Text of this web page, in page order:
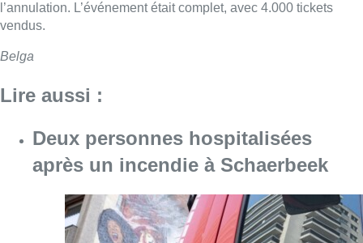
l’annulation. L’événement était complet, avec 4.000 tickets
vendus.
Belga
Lire aussi :
Deux personnes hospitalisées
après un incendie à Schaerbeek